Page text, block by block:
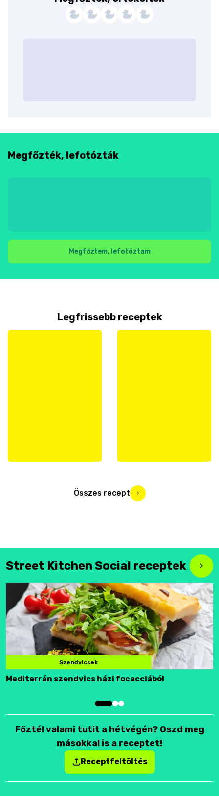
Megfőzték, lefotózták
Megfőztem, lefotóztam
Legfrissebb receptek
Összes recept
Street Kitchen Social receptek
Szendvicsek
Mediterrán szendvics házi focacciából
Főztél valami tutit a hétvégén? Oszd meg
másokkal is a receptet!
Receptfeltöltés